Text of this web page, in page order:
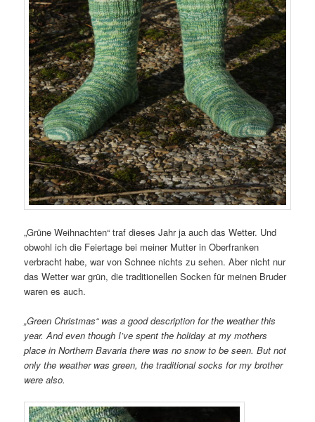
„Grüne Weihnachten“ traf dieses Jahr ja auch das Wetter. Und
obwohl ich die Feiertage bei meiner Mutter in Oberfranken
verbracht habe, war von Schnee nichts zu sehen. Aber nicht nur
das Wetter war grün, die traditionellen Socken für meinen Bruder
waren es auch.
„Green Christmas“ was a good description for the weather this
year. And even though I’ve spent the holiday at my mothers
place in Northern Bavaria there was no snow to be seen. But not
only the weather was green, the traditional socks for my brother
were also.